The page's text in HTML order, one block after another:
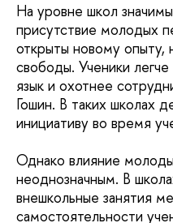
На уровне школ
присутствие молодых
открыты новому опыту,
свободы. Ученики
язык и охотнее
Гошин. В таких школах
инициативу во время
Однако влияние
неоднозначным. В
внешкольные занятия
самостоятельности